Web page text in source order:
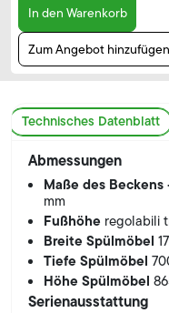
In den Warenkorb
Zum Angebot hinzufügen
Technisches Datenblatt
Abmessungen
Maße des
mm
Fußhöhe regolabili
Breite Spülmöbel
Tiefe Spülmöbel
Höhe Spülmöbel
Serienausstattung